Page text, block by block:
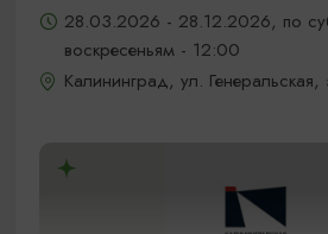
28.03.2026 - 28.12.2026, по
воскресеньям - 12:00
Калининград, ул.